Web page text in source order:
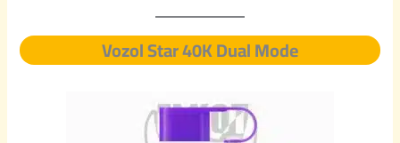
Vozol Star 40K Dual Mode